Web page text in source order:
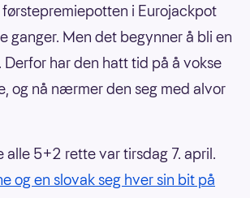
førstepremiepotten i Eurojackpot
ganger. Men det begynner å bli en
Derfor har den hatt tid på å vokse
og nå nærmer den seg med alvor
alle 5+2 rette var tirsdag 7. april.
og en slovak seg hver sin bit på